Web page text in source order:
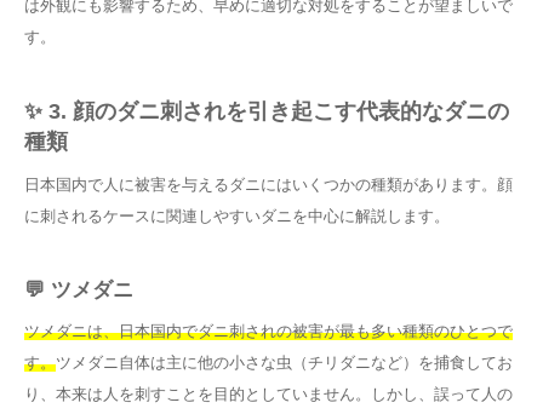
は外観にも影響するため、早めに適切な対処をすることが望ましいで
す。
✨ 3. 顔のダニ刺されを引き起こす代表的なダニの
種類
日本国内で人に被害を与えるダニにはいくつかの種類があります。顔
に刺されるケースに関連しやすいダニを中心に解説します。
💬 ツメダニ
ツメダニは、日本国内でダニ刺されの被害が最も多い種類のひとつで
す。ツメダニ自体は主に他の小さな虫（チリダニなど）を捕食してお
り、本来は人を刺すことを目的としていません。しかし、誤って人の